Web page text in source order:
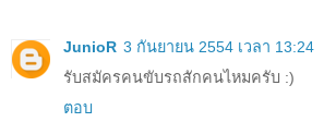
JunioR 3 กันยายน 2554 เวลา 13:24
รับสมัครคนขับรถสักคนไหมครับ :)
ตอบ